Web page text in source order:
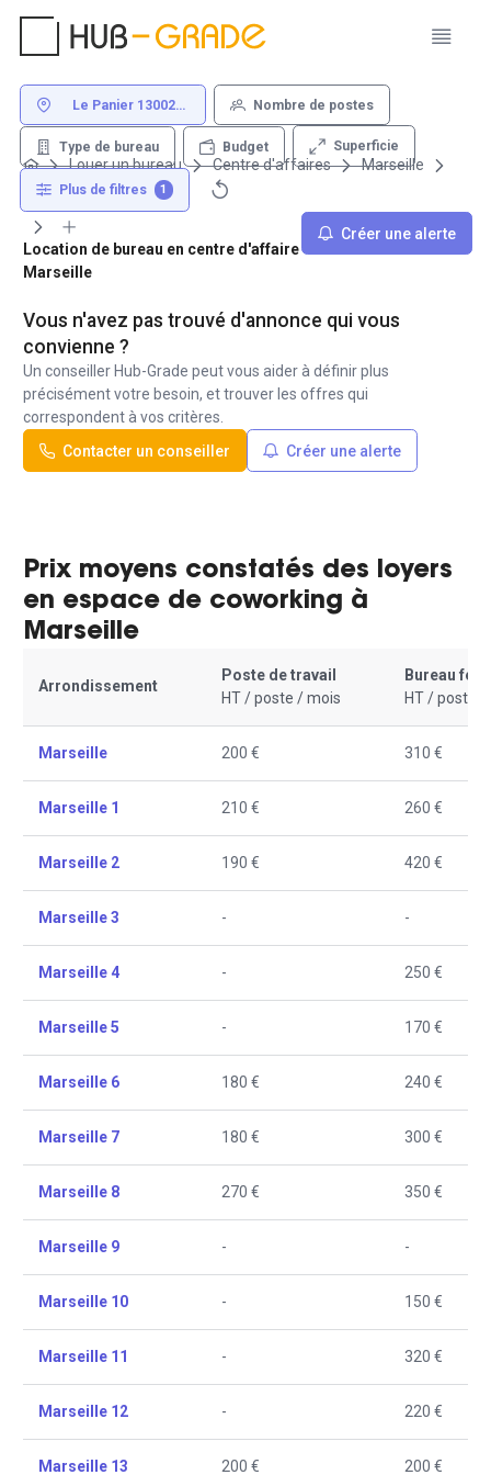
Le Panier 13002
Nombre de postes
Type de bureau Budget Superficie
Plus de filtres 1
Créer une alerte
Louer un bureau Centre d'affaires
Marseille
13002
Le Panier
Location de bureau en centre d'affaire - Le Panier 13002
Marseille
Vous n'avez pas trouvé d'annonce qui vous
convienne ?
Un conseiller Hub-Grade peut vous aider à définir plus
précisément votre besoin, et trouver les offres qui
correspondent à vos critères.
Contacter un conseiller
Créer une alerte
Prix moyens constatés des loyers
en espace de coworking à
Marseille
Arrondissement
Poste de travail
HT / poste / mois
Bureau
HT / poste /
Marseille 200 € 310 €
Marseille 1 210 € 260 €
Marseille 2 190 € 420 €
Marseille 3 - -
Marseille 4 - 250 €
Marseille 5 - 170 €
Marseille 6 180 € 240 €
Marseille 7 180 € 300 €
Marseille 8 270 € 350 €
Marseille 9 - -
Marseille 10 - 150 €
Marseille 11 - 320 €
Marseille 12 - 220 €
Marseille 13 200 € 200 €